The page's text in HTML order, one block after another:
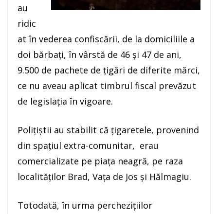
au
ridic
at în vederea confiscării, de la domiciliile a
doi bărbaţi, în vârstă de 46 şi 47 de ani,
9.500 de pachete de ţigări de diferite mărci,
ce nu aveau aplicat timbrul fiscal prevăzut
de legislaţia în vigoare.
Poliţiştii au stabilit că țigaretele, provenind
din spaţiul extra-comunitar, erau
comercializate pe piaţa neagră, pe raza
localităţilor Brad, Vaţa de Jos şi Hălmagiu.
Totodată, în urma percheziţiilor